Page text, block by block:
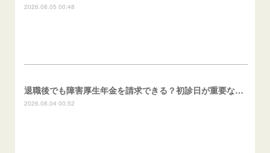
2026.08.05 00:48
退職後でも障害厚生年金を請求できる？初診日が重要な理由
2026.08.04 00:52